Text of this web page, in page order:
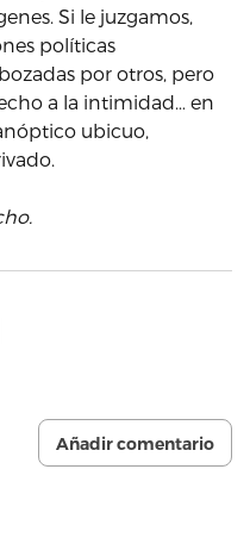
Si le juzgamos,
políticas
por otros, pero
a la intimidad… en
ubicuo,
Añadir comentario